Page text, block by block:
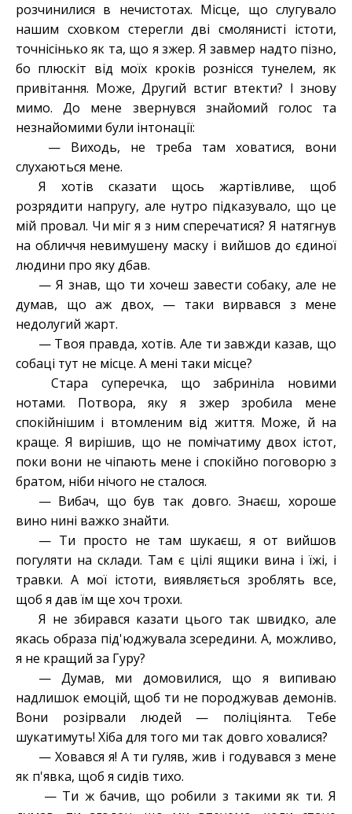
розчинилися в нечистотах. Місце, що слугувало
нашим сховком стерегли дві смолянисті істоти,
точнісінько як та, що я зжер. Я завмер надто пізно,
бо плюскіт від моїх кроків рознісся тунелем, як
привітання. Може, Другий встиг втекти? І знову
мимо. До мене звернувся знайомий голос та
незнайомими були інтонації:
— Виходь, не треба там ховатися, вони
слухаються мене.
Я хотів сказати щось жартівливе, щоб
розрядити напругу, але нутро підказувало, що це
мій провал. Чи міг я з ним сперечатися? Я натягнув
на обличчя невимушену маску і вийшов до єдиної
людини про яку дбав.
— Я знав, що ти хочеш завести собаку, але не
думав, що аж двох, — таки вирвався з мене
недолугий жарт.
— Твоя правда, хотів. Але ти завжди казав, що
собаці тут не місце. А мені таки місце?
Стара суперечка, що забриніла новими
нотами. Потвора, яку я зжер зробила мене
спокійнішим і втомленим від життя. Може, й на
краще. Я вирішив, що не помічатиму двох істот,
поки вони не чіпають мене і спокійно поговорю з
братом, ніби нічого не сталося.
— Вибач, що був так довго. Знаєш, хороше
вино нині важко знайти.
— Ти просто не там шукаєш, я от вийшов
погуляти на склади. Там є цілі ящики вина і їжі, і
травки. А мої істоти, виявляється зроблять все,
щоб я дав їм ще хоч трохи.
Я не збирався казати цього так швидко, але
якась образа під'юджувала зсередини. А, можливо,
я не кращий за Гуру?
— Думав, ми домовилися, що я випиваю
надлишок емоцій, щоб ти не породжував демонів.
Вони розірвали людей — поліціянта. Тебе
шукатимуть! Хіба для того ми так довго ховалися?
— Ховався я! А ти гуляв, жив і годувався з мене
як п'явка, щоб я сидів тихо.
— Ти ж бачив, що робили з такими як ти. Я